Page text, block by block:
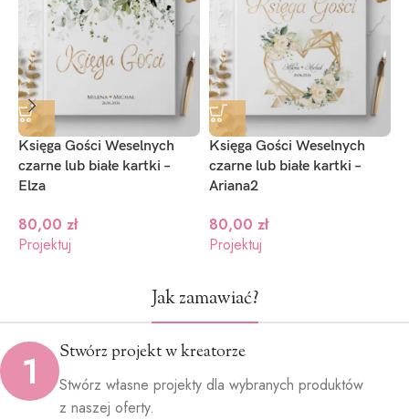
Księga Gości Weselnych
czarne lub białe kartki –
Elza
80,00 zł
Projektuj
Księga Gości Weselnych
czarne lub białe kartki –
Ariana2
80,00 zł
Projektuj
Jak zamawiać?
1 Stwórz projekt w kreatorze
Stwórz własne projekty dla wybranych produktów
z naszej oferty.